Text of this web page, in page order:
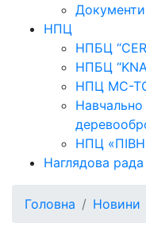
НПЦ
НПБЦ
НПБЦ
НПЦ МС-
НПЦ
Наглядова рада
Головна Новини